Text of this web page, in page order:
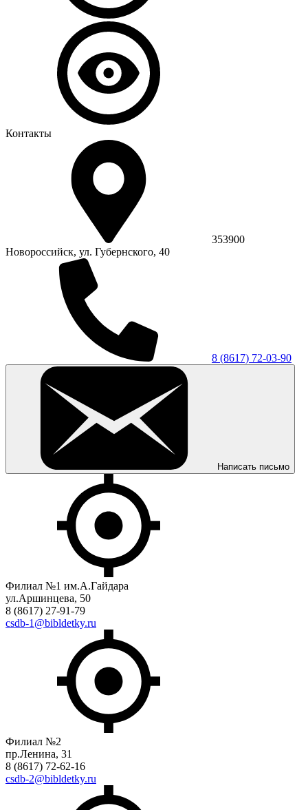
Контакты
353900
Новороссийск, ул. Губернского, 40
8 (8617) 72-03-90
Написать письмо
Филиал №1 им.А.Гайдара
ул.Аршинцева, 50
8 (8617) 27-91-79
csdb-1@bibldetky.ru
Филиал №2
пр.Ленина, 31
8 (8617) 72-62-16
csdb-2@bibldetky.ru